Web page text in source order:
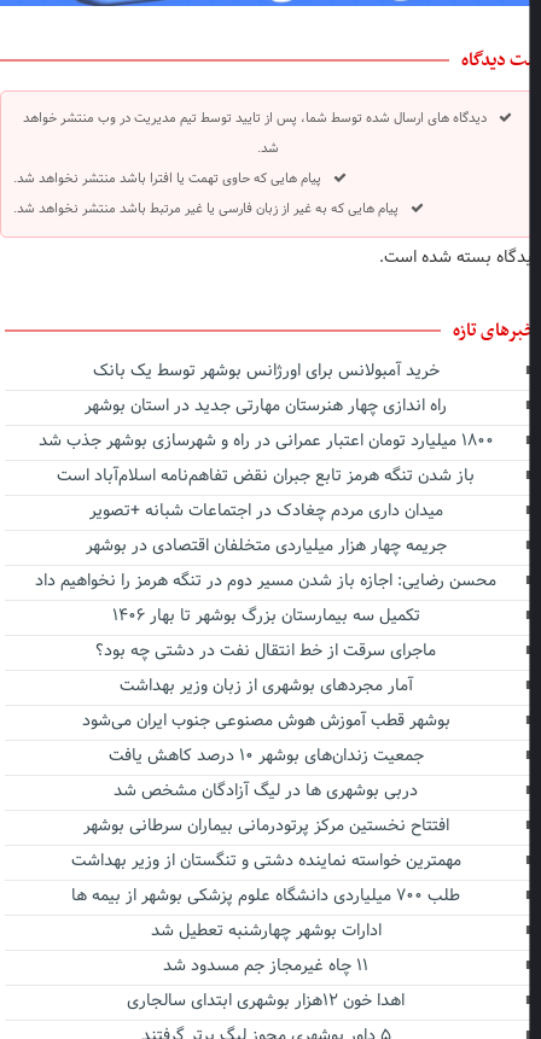
دیدگاه
دیدگاه های ارسال شده توسط شما، پس از تایید توسط تیم مدیریت در وب منتشر خواهد
شد.
پیام هایی که حاوی تهمت یا افترا باشد منتشر نخواهد شد.
پیام هایی که به غیر از زبان فارسی یا غیر مرتبط باشد منتشر نخواهد شد.
بسته شده است.
تازه
خرید آمبولانس برای اورژانس بوشهر توسط یک بانک
راه اندازی چهار هنرستان مهارتی جدید در استان بوشهر
۱۸۰۰ میلیارد تومان اعتبار عمرانی در راه و شهرسازی بوشهر جذب شد
باز شدن تنگه هرمز تابع جبران نقض تفاهم‌نامه اسلام‌آباد است
میدان داری مردم چغادک در اجتماعات شبانه +تصویر
جریمه چهار هزار میلیاردی متخلفان اقتصادی در بوشهر
محسن رضایی: اجازه باز شدن مسیر دوم در تنگه هرمز را نخواهیم داد
تکمیل سه بیمارستان بزرگ بوشهر تا بهار ۱۴۰۶
ماجرای سرقت از خط انتقال نفت در دشتی چه بود؟
آمار مجردهای بوشهری از زبان وزیر بهداشت
بوشهر قطب آموزش هوش مصنوعی جنوب ایران می‌شود
جمعیت زندان‌های بوشهر ۱۰ درصد کاهش یافت
دربی بوشهری ها در لیگ آزادگان مشخص شد
افتتاح نخستین مرکز پرتودرمانی بیماران سرطانی بوشهر
مهمترین خواسته نماینده دشتی و تنگستان از وزیر بهداشت
طلب ۷۰۰ میلیاردی دانشگاه علوم پزشکی بوشهر از بیمه ها
ادارات بوشهر چهارشنبه تعطیل شد
اهدا خون ۱۲هزار بوشهری ابتدای سالجاری